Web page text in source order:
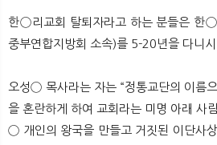
한◯리교회 탈퇴자라고 하는 분들은 한
중부연합지방회 소속)를 5-20년을 다니
오성◯ 목사라는 자는 “정통교단의 이름
을 혼란하게 하여 교회라는 미명 아래 사
◯ 개인의 왕국을 만들고 거짓된 이단사